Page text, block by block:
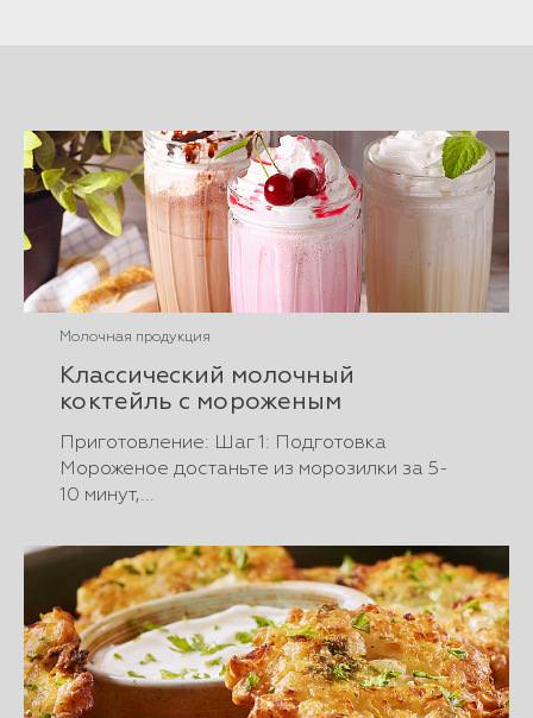
Молочная продукция
Классический молочный
коктейль с мороженым
Приготовление: Шаг 1: Подготовка
Мороженое достаньте из морозилки за 5-
10 минут,...